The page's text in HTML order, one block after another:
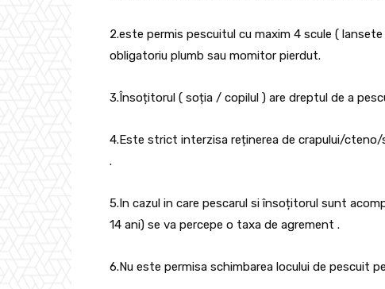
2.este permis pescuitul cu maxim 4 scule (
obligatoriu plumb sau momitor pierdut.
3.Însoțitorul ( soția / copilul ) are dreptul de a
4.Este strict interzisa reținerea de crapului/cteno/
.
5.In cazul in care pescarul si însoțitorul sunt
14 ani) se va percepe o taxa de agrement .
6.Nu este permisa schimbarea locului de pescuit